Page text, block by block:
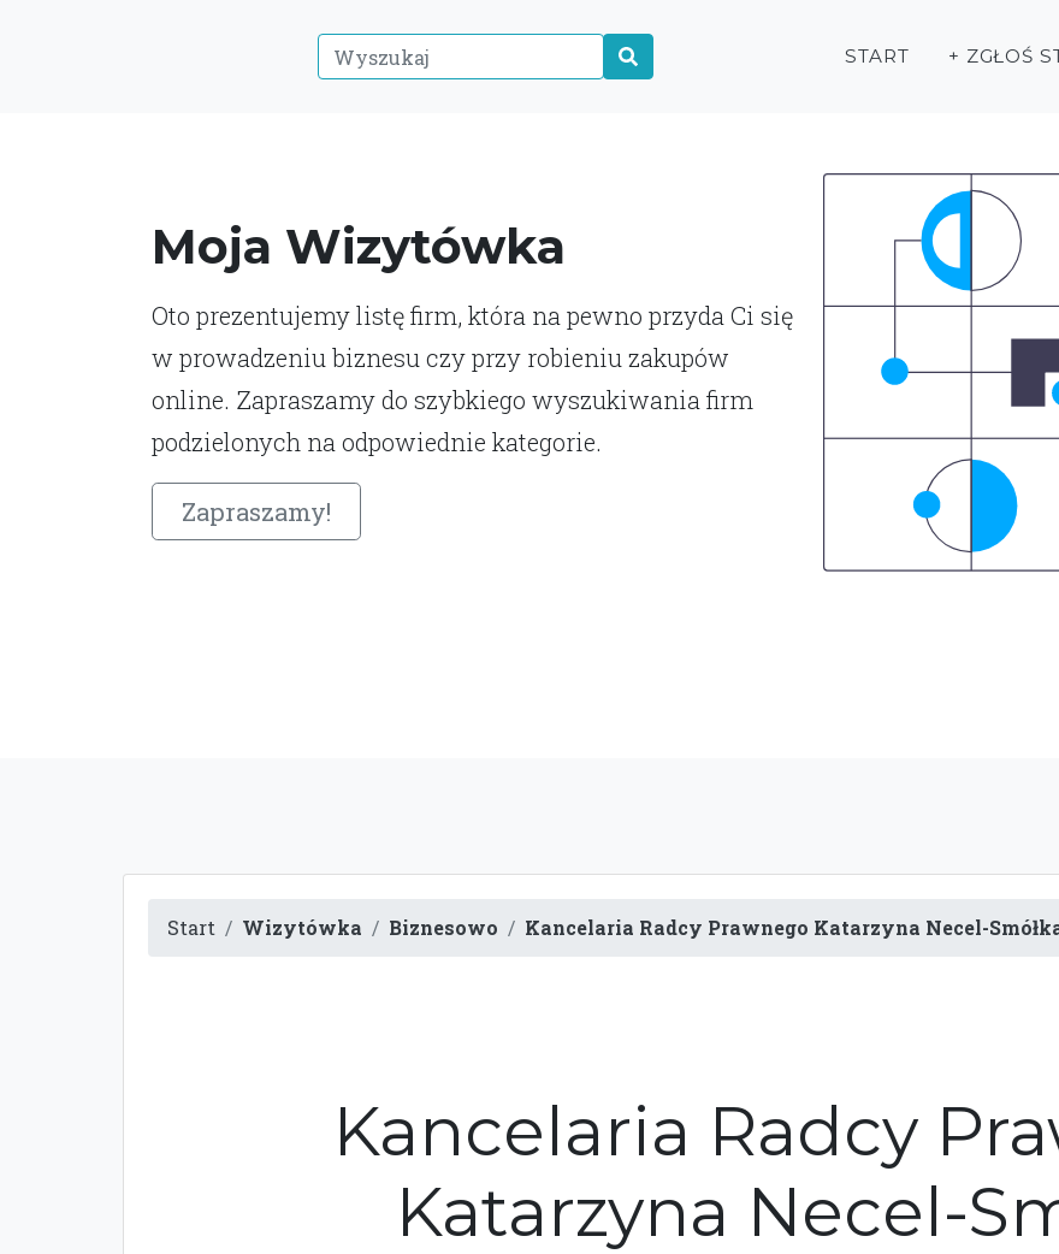
Moja Wizytówka
Oto prezentujemy listę firm, która na pewno przyda Ci się
w prowadzeniu biznesu czy przy robieniu zakupów
online. Zapraszamy do szybkiego wyszukiwania firm
podzielonych na odpowiednie kategorie.
Zapraszamy!
START + ZGŁOŚ
Start Wizytówka Biznesowo Kancelaria Radcy Prawnego Katarzyna Necel-
Kancelaria Radcy
Katarzyna Necel-